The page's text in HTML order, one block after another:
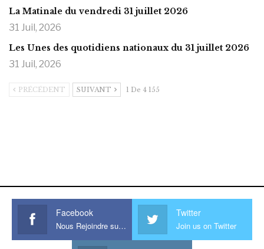
La Matinale du vendredi 31 juillet 2026
31 Juil, 2026
Les Unes des quotidiens nationaux du 31 juillet 2026
31 Juil, 2026
PRÉCÉDENT SUIVANT 1 De 4 155
Facebook
Nous Rejoindre sur Facebook
Twitter
Join us on Twitter